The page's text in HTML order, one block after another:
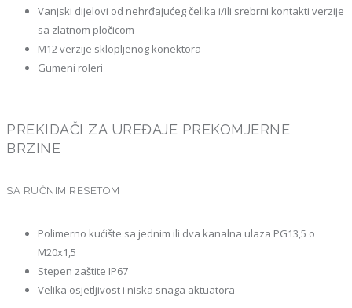
Vanjski dijelovi od nehrđajućeg čelika i/ili srebrni kontakti verzije
sa zlatnom pločicom
M12 verzije sklopljenog konektora
Gumeni roleri
PREKIDAČI ZA UREĐAJE PREKOMJERNE
BRZINE
SA RUČNIM RESETOM
Polimerno kućište sa jednim ili dva kanalna ulaza PG13,5 o
M20x1,5
Stepen zaštite IP67
Velika osjetljivost i niska snaga aktuatora